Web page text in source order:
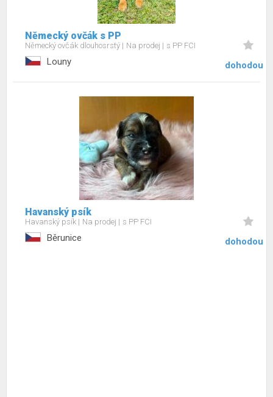
Německý ovčák s PP
Německý ovčák dlouhosrstý Na prodej s PP FCI
Louny dohodou
Havanský psík
Havanský psík Na prodej s PP FCI
Běrunice dohodou